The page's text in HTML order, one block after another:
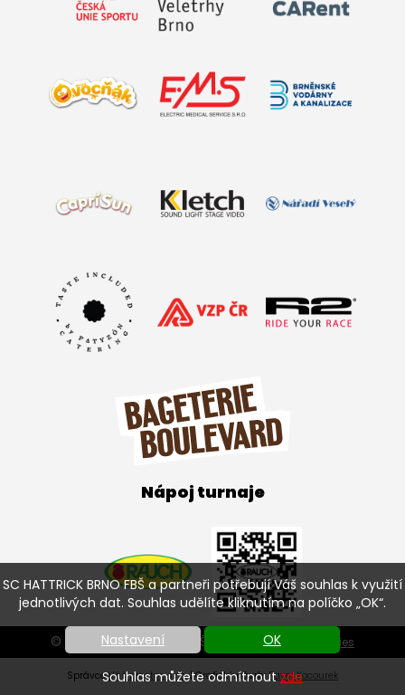
SC HATTRICK BRNO FBŠ a partneři potřebují Váš souhlas k využití
jednotlivých dat. Souhlas udělíte kliknutím na políčko „OK“.
Nastavení OK
Souhlas můžete odmítnoutzde
Nápoj turnaje
© SC HATTRICK BRNO FBŠ 2026 | Nastavení cookies
SprávceVáš prostor, s.r.o.| Grafický návrh: Pavel Kocourek